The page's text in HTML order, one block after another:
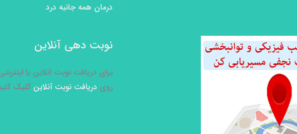
درمان همه جانبه درد
نوبت دهی آنلاین
برای دریافت نوبت آنلاین یا
روی دریافت نوبت آنلاین کلیک